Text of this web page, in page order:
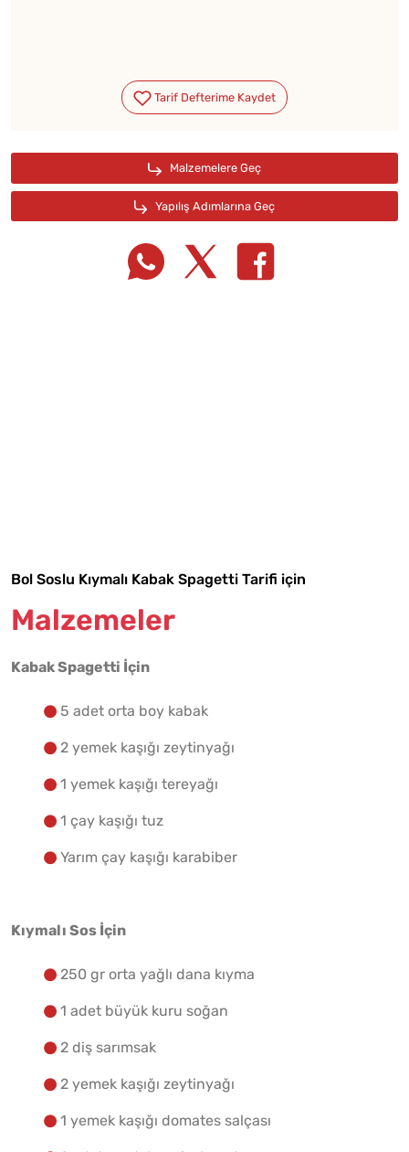
Bol Soslu Kıymalı Kabak Spagetti Tarifi için
Malzemeler
Kabak Spagetti İçin
5 adet orta boy kabak
2 yemek kaşığı zeytinyağı
1 yemek kaşığı tereyağı
1 çay kaşığı tuz
Yarım çay kaşığı karabiber
Kıymalı Sos İçin
250 gr orta yağlı dana kıyma
1 adet büyük kuru soğan
2 diş sarımsak
2 yemek kaşığı zeytinyağı
1 yemek kaşığı domates salçası